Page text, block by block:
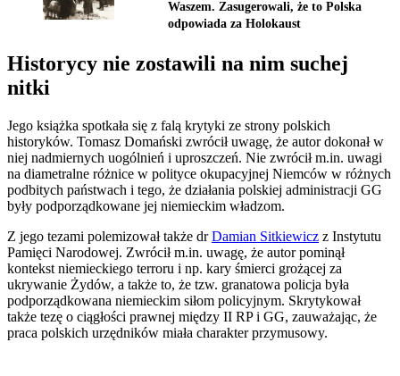
Waszem. Zasugerowali, że to Polska
odpowiada za Holokaust
Historycy nie zostawili na nim suchej
nitki
Jego książka spotkała się z falą krytyki ze strony polskich
historyków. Tomasz Domański zwrócił uwagę, że autor dokonał w
niej nadmiernych uogólnień i uproszczeń. Nie zwrócił m.in. uwagi
na diametralne różnice w polityce okupacyjnej Niemców w różnych
podbitych państwach i tego, że działania polskiej administracji GG
były podporządkowane jej niemieckim władzom.
Z jego tezami polemizował także drDamian Sitkiewicz z Instytutu
Pamięci Narodowej. Zwrócił m.in. uwagę, że autor pominął
kontekst niemieckiego terroru i np. kary śmierci grożącej za
ukrywanie Żydów, a także to, że tzw. granatowa policja była
podporządkowana niemieckim siłom policyjnym. Skrytykował
także tezę o ciągłości prawnej między II RP i GG, zauważając, że
praca polskich urzędników miała charakter przymusowy.